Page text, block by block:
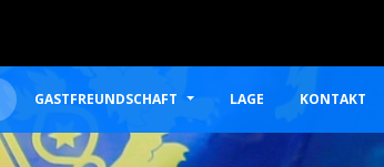
GASTFREUNDSCHAFT LAGE KONTAKT